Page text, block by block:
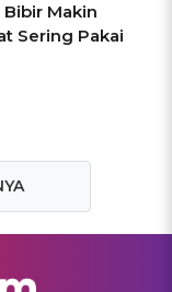
Bibir Makin
Sering Pakai